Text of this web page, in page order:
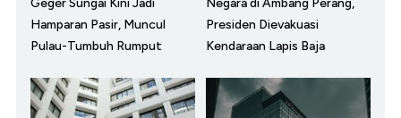
Geger Sungai Kini Jadi
Hamparan Pasir, Muncul
Pulau-Tumbuh Rumput
Negara di Ambang Perang,
Presiden Dievakuasi
Kendaraan Lapis Baja